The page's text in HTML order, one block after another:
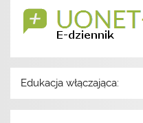
Edukacja włączająca: